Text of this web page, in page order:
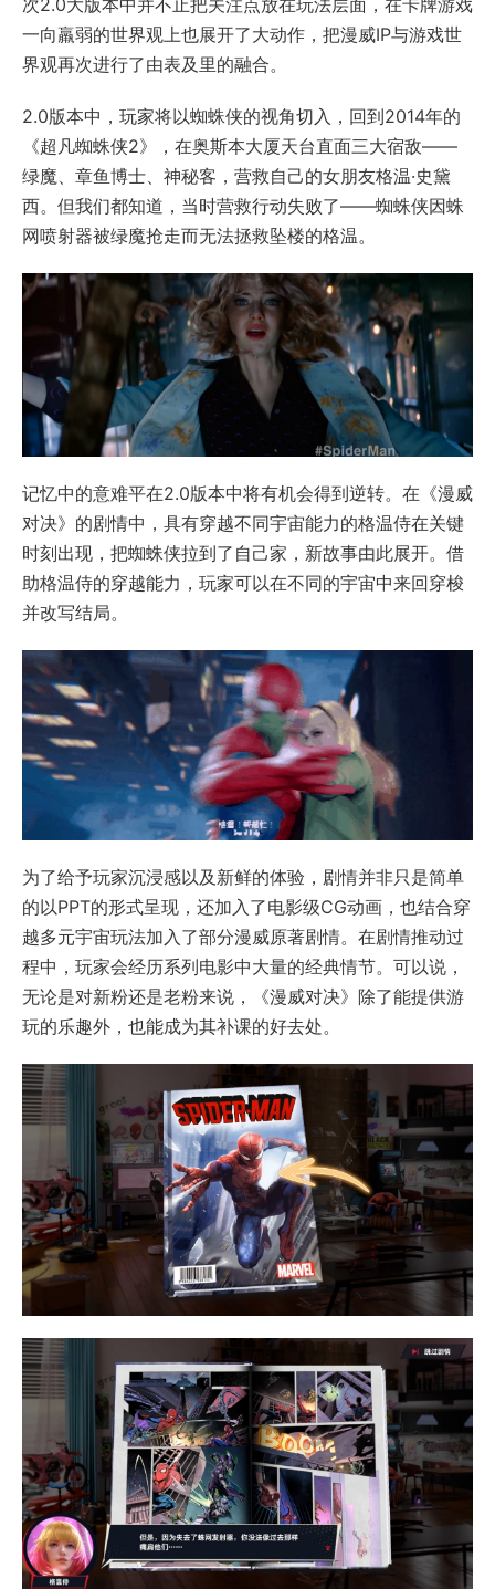
次2.0大版本中并不止把关注点放在玩法层面，在卡牌游戏
一向羸弱的世界观上也展开了大动作，把漫威IP与游戏世
界观再次进行了由表及里的融合。
2.0版本中，玩家将以蜘蛛侠的视角切入，回到2014年的
《超凡蜘蛛侠2》，在奥斯本大厦天台直面三大宿敌——
绿魔、章鱼博士、神秘客，营救自己的女朋友格温·史黛
西。但我们都知道，当时营救行动失败了——蜘蛛侠因蛛
网喷射器被绿魔抢走而无法拯救坠楼的格温。
记忆中的意难平在2.0版本中将有机会得到逆转。在《漫威
对决》的剧情中，具有穿越不同宇宙能力的格温侍在关键
时刻出现，把蜘蛛侠拉到了自己家，新故事由此展开。借
助格温侍的穿越能力，玩家可以在不同的宇宙中来回穿梭
并改写结局。
为了给予玩家沉浸感以及新鲜的体验，剧情并非只是简单
的以PPT的形式呈现，还加入了电影级CG动画，也结合穿
越多元宇宙玩法加入了部分漫威原著剧情。在剧情推动过
程中，玩家会经历系列电影中大量的经典情节。可以说，
无论是对新粉还是老粉来说，《漫威对决》除了能提供游
玩的乐趣外，也能成为其补课的好去处。